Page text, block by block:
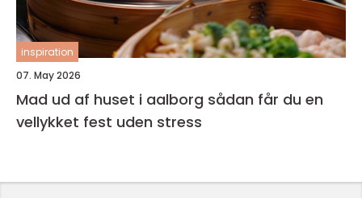
inspiration
07. May 2026
Mad ud af huset i aalborg sådan får du en
vellykket fest uden stress